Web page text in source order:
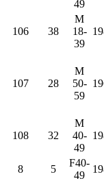
49
106 38
M
18-
39
107 28
M
50-
59
108 32
M
40-
49
8 5
F40-
49